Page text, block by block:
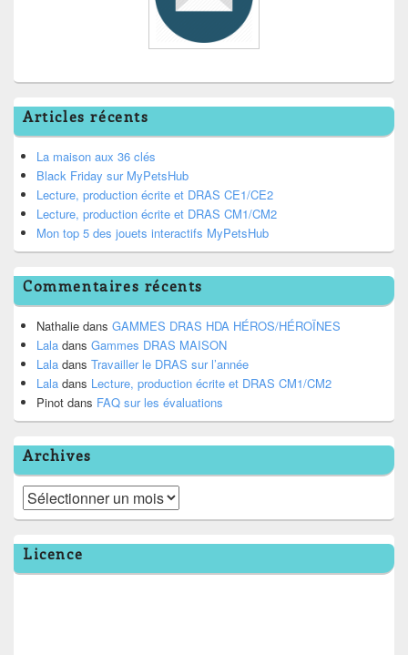
Articles récents
La maison aux 36 clés
Black Friday sur MyPetsHub
Lecture, production écrite et DRAS CE1/CE2
Lecture, production écrite et DRAS CM1/CM2
Mon top 5 des jouets interactifs MyPetsHub
Commentaires récents
Nathalie dans GAMMES DRAS HDA HÉROS/HÉROÏNES
Lala dans Gammes DRAS MAISON
Lala dans Travailler le DRAS sur l’année
Lala dans Lecture, production écrite et DRAS CM1/CM2
Pinot dans FAQ sur les évaluations
Archives
Archives
Licence